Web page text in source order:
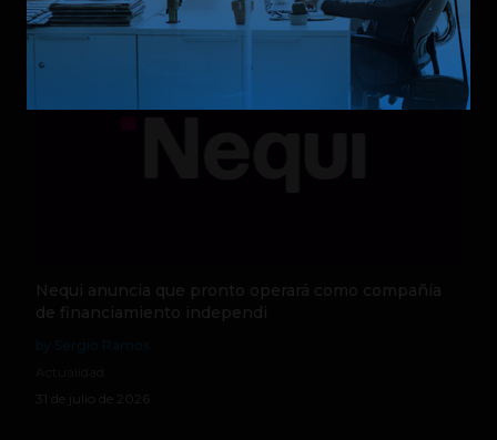
Nequi anuncia que pronto operará como compañía
de financiamiento independi
31 de julio de 2026